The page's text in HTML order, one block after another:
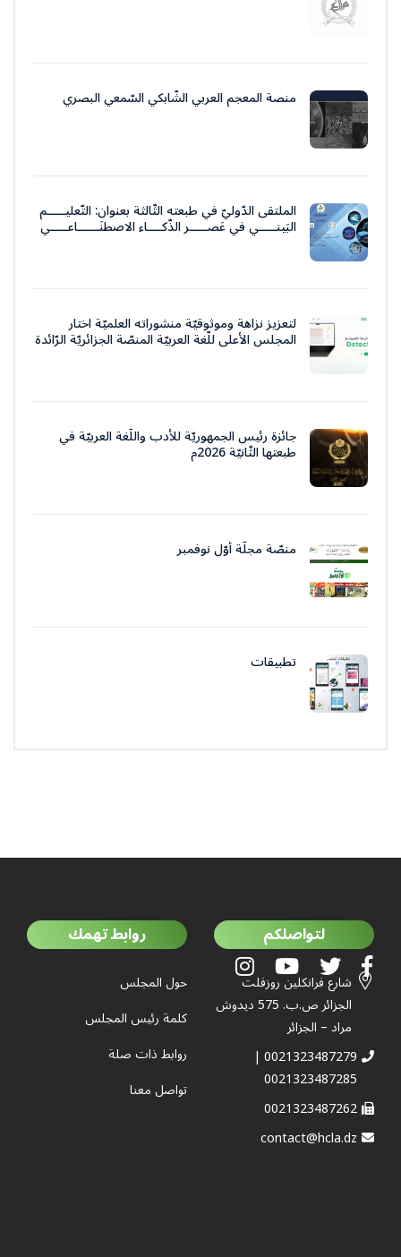
منصة المعجم العربي الشّابكي السّمعي البصري
الملتقى الدّوليّ في طبعته الثّالثة بعنوان: التّعليـــــم
البَينـــــي في عَصـــــر الذّكــــاء الاصطنَــــــاعـــــي
لتعزيز نزاهة وموثوقيّة منشوراته العلميّة اختار
المجلس الأعلى للّغة العربيّة المنصّة الجزائريّة الرّائدة
جائزة رئيس الجمهوريّة للأدب واللّغة العربيّة في
طبعتها الثّانيّة 2026م
منصّة مجلّة أوّل نوفمبر
تطبيقات
لتواصلكم
شارع فرانكلين روزفلت
الجزائر ص.ب. 575 ديدوش
مراد – الجزائر
0021323487279 |
0021323487285
0021323487262
contact@hcla.dz
روابط تهمك
حول المجلس
كلمة رئيس المجلس
روابط ذات صلة
تواصل معنا